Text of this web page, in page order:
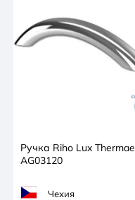
Ручка Riho Lux Thermae
AG03120
Чехия